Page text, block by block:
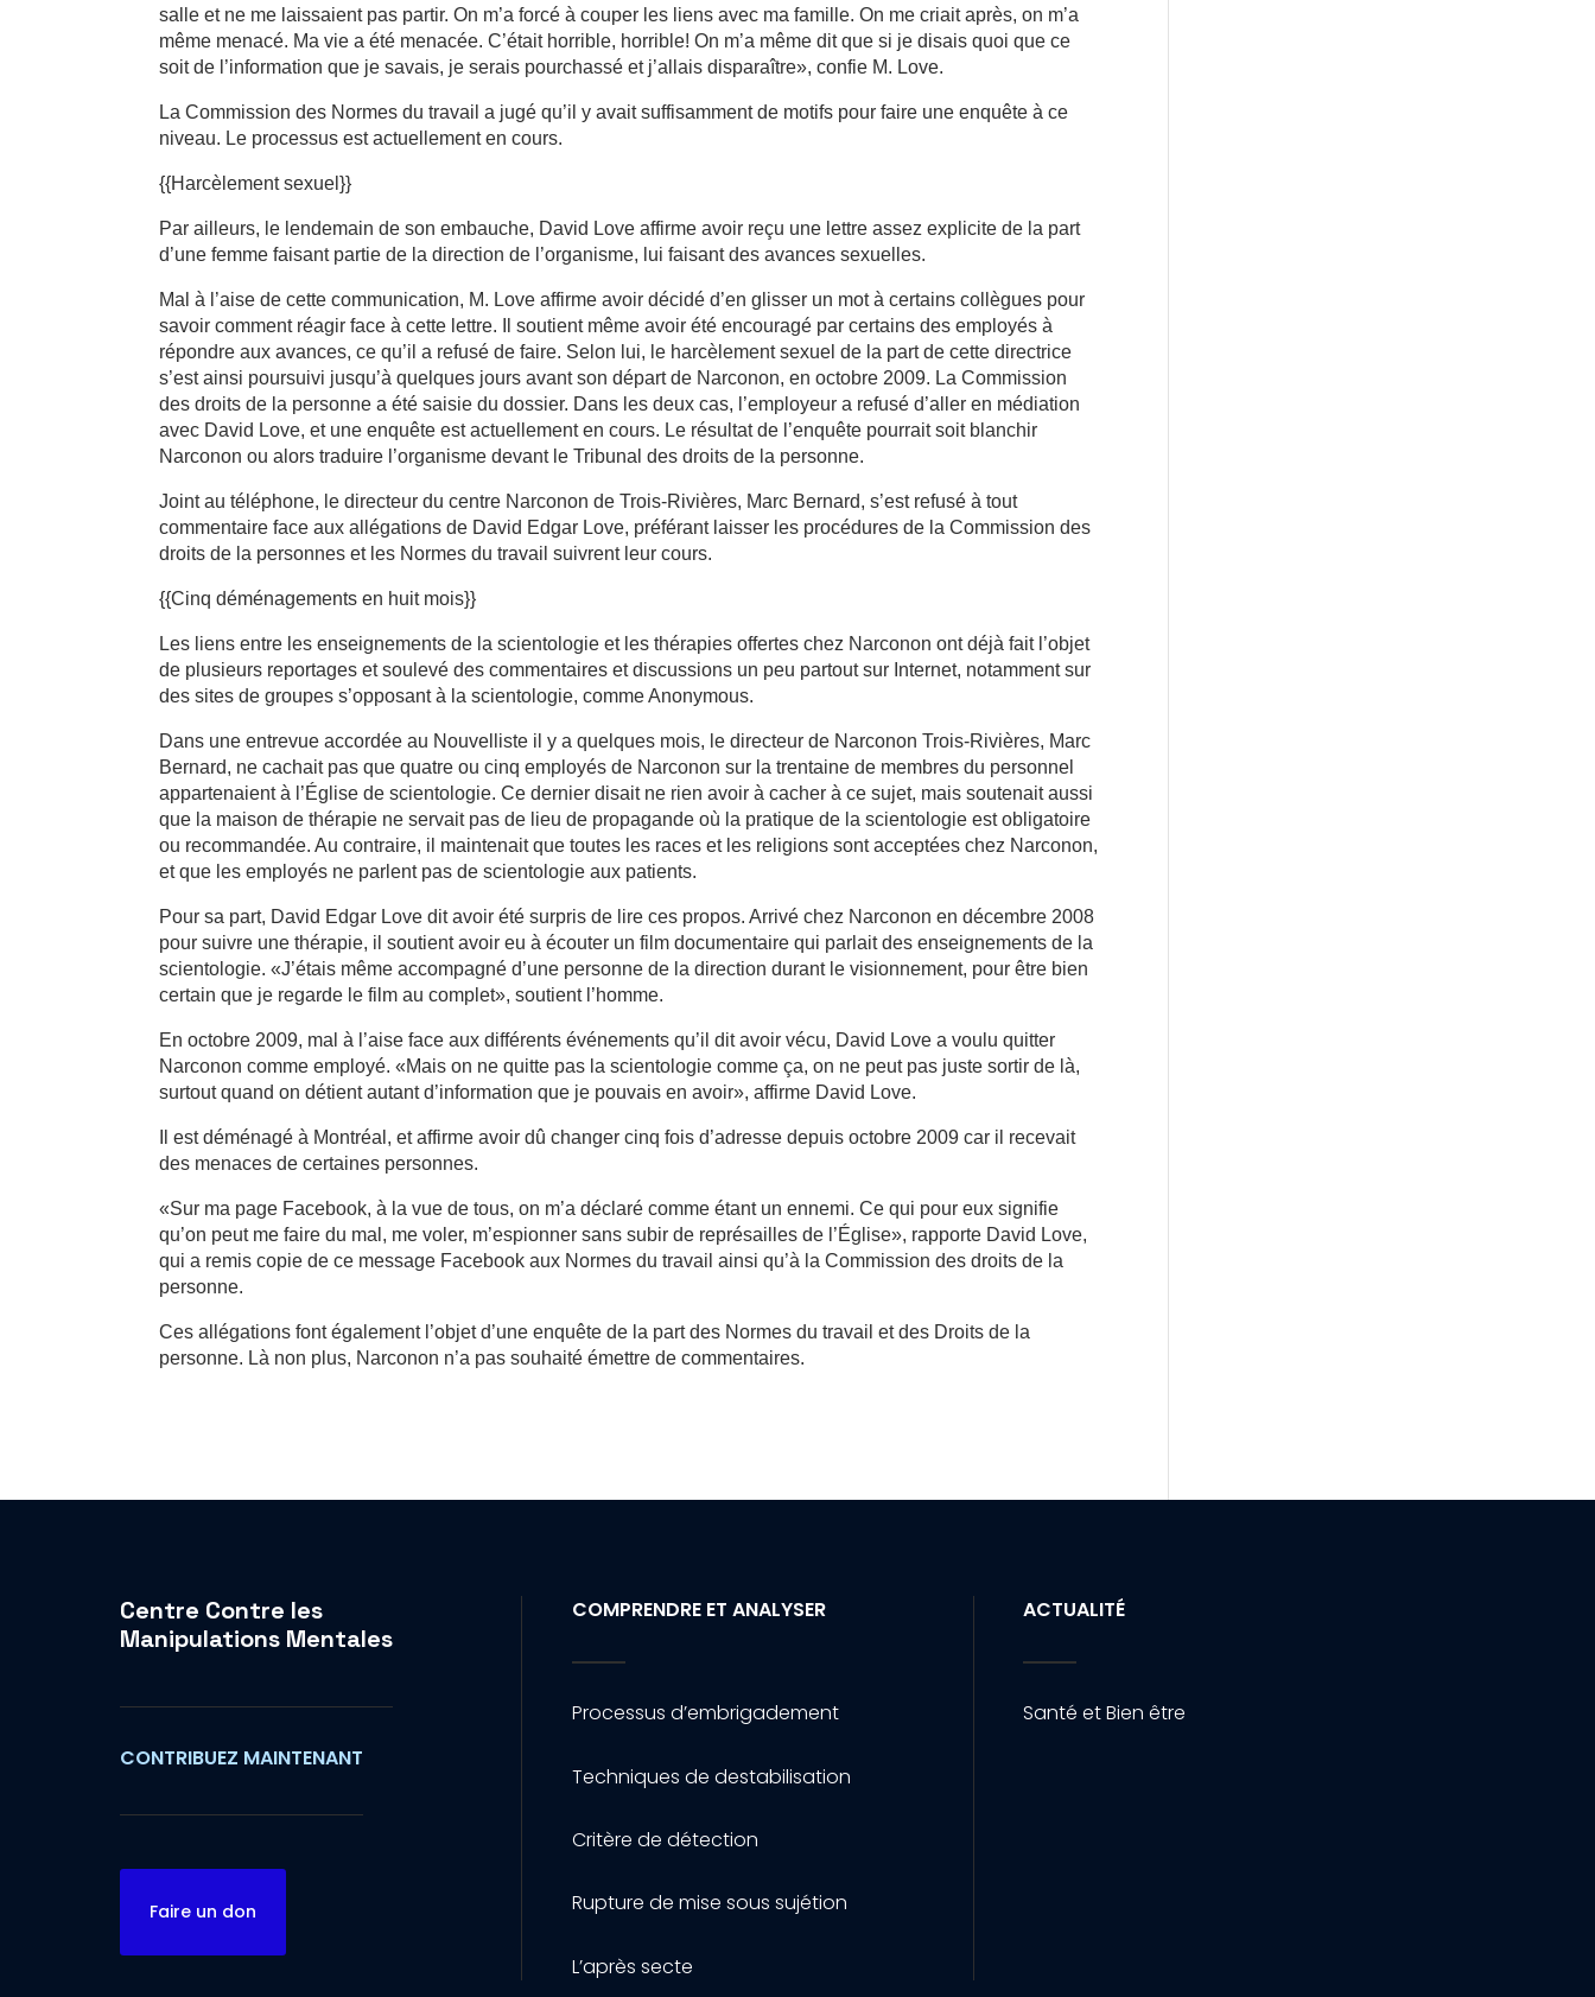
salle et ne me laissaient pas partir. On m’a forcé à couper les liens avec ma famille. On me criait après, on m’a
même menacé. Ma vie a été menacée. C’était horrible, horrible! On m’a même dit que si je disais quoi que ce
soit de l’information que je savais, je serais pourchassé et j’allais disparaître», confie M. Love.
La Commission des Normes du travail a jugé qu’il y avait suffisamment de motifs pour faire une enquête à ce
niveau. Le processus est actuellement en cours.
{{Harcèlement sexuel}}
Par ailleurs, le lendemain de son embauche, David Love affirme avoir reçu une lettre assez explicite de la part
d’une femme faisant partie de la direction de l’organisme, lui faisant des avances sexuelles.
Mal à l’aise de cette communication, M. Love affirme avoir décidé d’en glisser un mot à certains collègues pour
savoir comment réagir face à cette lettre. Il soutient même avoir été encouragé par certains des employés à
répondre aux avances, ce qu’il a refusé de faire. Selon lui, le harcèlement sexuel de la part de cette directrice
s’est ainsi poursuivi jusqu’à quelques jours avant son départ de Narconon, en octobre 2009. La Commission
des droits de la personne a été saisie du dossier. Dans les deux cas, l’employeur a refusé d’aller en médiation
avec David Love, et une enquête est actuellement en cours. Le résultat de l’enquête pourrait soit blanchir
Narconon ou alors traduire l’organisme devant le Tribunal des droits de la personne.
Joint au téléphone, le directeur du centre Narconon de Trois-Rivières, Marc Bernard, s’est refusé à tout
commentaire face aux allégations de David Edgar Love, préférant laisser les procédures de la Commission des
droits de la personnes et les Normes du travail suivrent leur cours.
{{Cinq déménagements en huit mois}}
Les liens entre les enseignements de la scientologie et les thérapies offertes chez Narconon ont déjà fait l’objet
de plusieurs reportages et soulevé des commentaires et discussions un peu partout sur Internet, notamment sur
des sites de groupes s’opposant à la scientologie, comme Anonymous.
Dans une entrevue accordée au Nouvelliste il y a quelques mois, le directeur de Narconon Trois-Rivières, Marc
Bernard, ne cachait pas que quatre ou cinq employés de Narconon sur la trentaine de membres du personnel
appartenaient à l’Église de scientologie. Ce dernier disait ne rien avoir à cacher à ce sujet, mais soutenait aussi
que la maison de thérapie ne servait pas de lieu de propagande où la pratique de la scientologie est obligatoire
ou recommandée. Au contraire, il maintenait que toutes les races et les religions sont acceptées chez Narconon,
et que les employés ne parlent pas de scientologie aux patients.
Pour sa part, David Edgar Love dit avoir été surpris de lire ces propos. Arrivé chez Narconon en décembre 2008
pour suivre une thérapie, il soutient avoir eu à écouter un film documentaire qui parlait des enseignements de la
scientologie. «J’étais même accompagné d’une personne de la direction durant le visionnement, pour être bien
certain que je regarde le film au complet», soutient l’homme.
En octobre 2009, mal à l’aise face aux différents événements qu’il dit avoir vécu, David Love a voulu quitter
Narconon comme employé. «Mais on ne quitte pas la scientologie comme ça, on ne peut pas juste sortir de là,
surtout quand on détient autant d’information que je pouvais en avoir», affirme David Love.
Il est déménagé à Montréal, et affirme avoir dû changer cinq fois d’adresse depuis octobre 2009 car il recevait
des menaces de certaines personnes.
«Sur ma page Facebook, à la vue de tous, on m’a déclaré comme étant un ennemi. Ce qui pour eux signifie
qu’on peut me faire du mal, me voler, m’espionner sans subir de représailles de l’Église», rapporte David Love,
qui a remis copie de ce message Facebook aux Normes du travail ainsi qu’à la Commission des droits de la
personne.
Ces allégations font également l’objet d’une enquête de la part des Normes du travail et des Droits de la
personne. Là non plus, Narconon n’a pas souhaité émettre de commentaires.
Centre Contre les
Manipulations Mentales
CONTRIBUEZ MAINTENANT
Faire un don
COMPRENDRE ET ANALYSER
Processus d’embrigadement
Techniques de destabilisation
Critère de détection
Rupture de mise sous sujétion
L’après secte
ACTUALITÉ
Santé et Bien être